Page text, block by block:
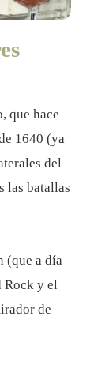
que hace
1640 (ya
del
las batallas
(que a día
Rock y el
de